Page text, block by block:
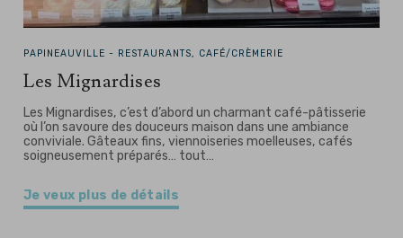
PAPINEAUVILLE - RESTAURANTS, CAFÉ/CRÈMERIE
Les Mignardises
Les Mignardises, c’est d’abord un charmant café-pâtisserie
où l’on savoure des douceurs maison dans une ambiance
conviviale. Gâteaux fins, viennoiseries moelleuses, cafés
soigneusement préparés… tout…
Je veux plus de détails